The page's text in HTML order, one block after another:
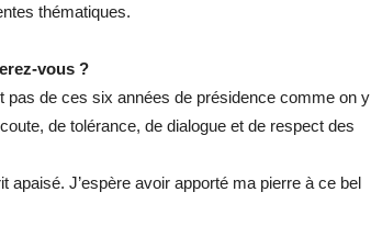
thématiques.
vous ?
pas de ces six années de présidence comme on y
de tolérance, de dialogue et de respect des
apaisé. J’espère avoir apporté ma pierre à ce bel